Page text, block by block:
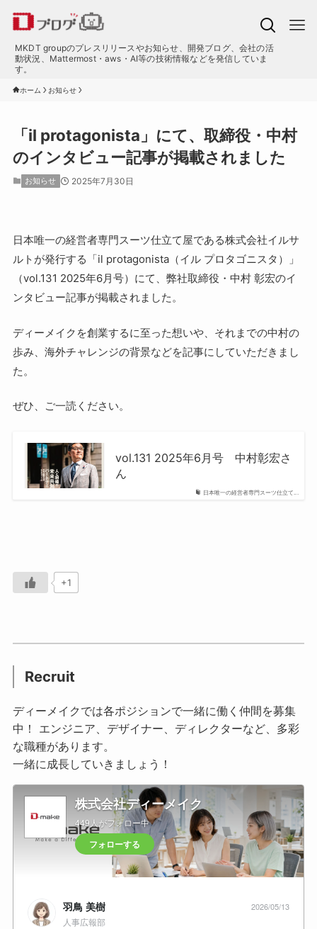
MKDT groupのプレスリリースやお知らせ、開発ブログ、会社の活
動状況、Mattermost・aws・AI等の技術情報などを発信していま
す。
ホーム お知らせ
「il protagonista」にて、取締役・中村
のインタビュー記事が掲載されました
お知らせ 2025年7月30日
日本唯一の経営者専門スーツ仕立て屋である株式会社イルサ
ルトが発行する「il protagonista（イル プロタゴニスタ）」
（vol.131 2025年6月号）にて、弊社取締役・中村 彰宏のイ
ンタビュー記事が掲載されました。
ディーメイクを創業するに至った想いや、それまでの中村の
歩み、海外チャレンジの背景などを記事にしていただきまし
た。
ぜひ、ご一読ください。
日本唯一の経営者専門スーツ仕立て...
vol.131 2025年6月号 中村彰宏さ
ん
+1
Recruit
ディーメイクでは各ポジションで一緒に働く仲間を募集
中！ エンジニア、デザイナー、ディレクターなど、多彩
な職種があります。
一緒に成長していきましょう！